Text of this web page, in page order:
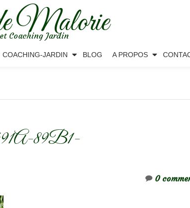
Malorie
Coaching Jardin
COACHING-JARDIN BLOG A PROPOS
89B1-
0